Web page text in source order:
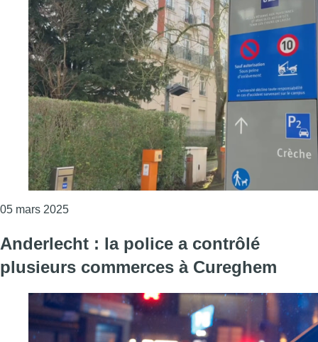
05 mars 2025Consulter l'article "Suspicion de pédocriminalité
Anderlecht : la police a contrôlé
plusieurs commerces à Cureghem